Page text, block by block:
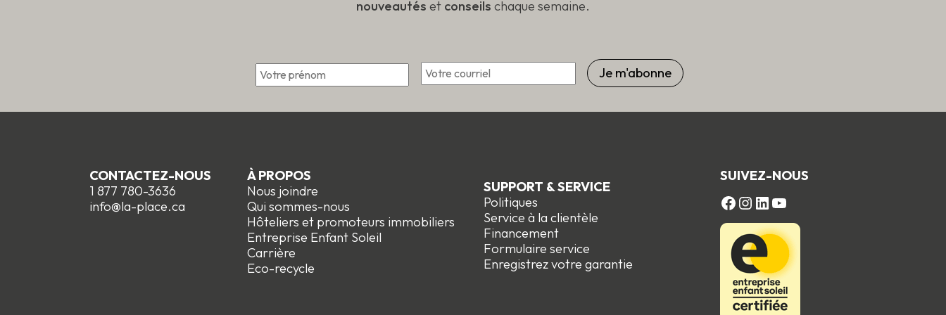
nouveautés et conseils chaque semaine.
Prénom
CONTACTEZ-NOUS
1 877 780-3636
info@la-place.ca
À PROPOS
Nous joindre
Qui sommes-nous
Hôteliers et promoteurs immobiliers
Entreprise Enfant Soleil
Carrière
Eco-recycle
SUPPORT & SERVICE
Politiques
Service à la clientèle
Financement
Formulaire service
Enregistrez votre garantie
SUIVEZ-NOUS
FACEBOOK
Instagram
LinkedIn
YouTube